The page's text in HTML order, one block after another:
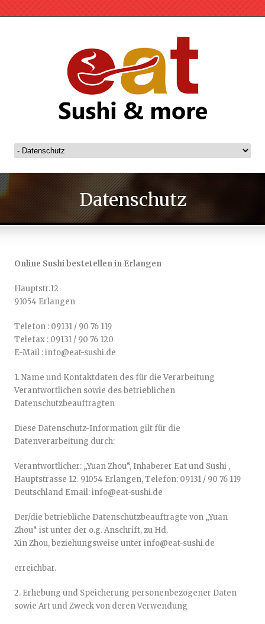
Datenschutz
Online Sushi bestetellen in Erlangen
Hauptstr.12
91054 Erlangen
Telefon : 09131 / 90 76 119
Telefax : 09131 / 90 76 120
E-Mail : info@eat-sushi.de
1. Name und Kontaktdaten des für die Verarbeitung
Verantwortlichen sowie des betrieblichen
Datenschutzbeauftragten
Diese Datenschutz-Information gilt für die
Datenverarbeitung durch:
Verantwortlicher: „Yuan Zhou“, Inhaberer Eat und Sushi ,
Hauptstrasse 12. 91054 Erlangen, Telefon: 09131 / 90 76 119
Deutschland Email: info@eat-sushi.de
Der/die betriebliche Datenschutzbeauftragte von „Yuan
Zhou“ ist unter der o.g. Anschrift, zu Hd.
Xin Zhou, beziehungsweise unter info@eat-sushi.de
erreichbar.
2. Erhebung und Speicherung personenbezogener Daten
sowie Art und Zweck von deren Verwendung